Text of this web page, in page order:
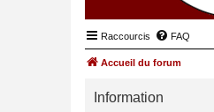
Raccourcis FAQ
Accueil du forum
Information